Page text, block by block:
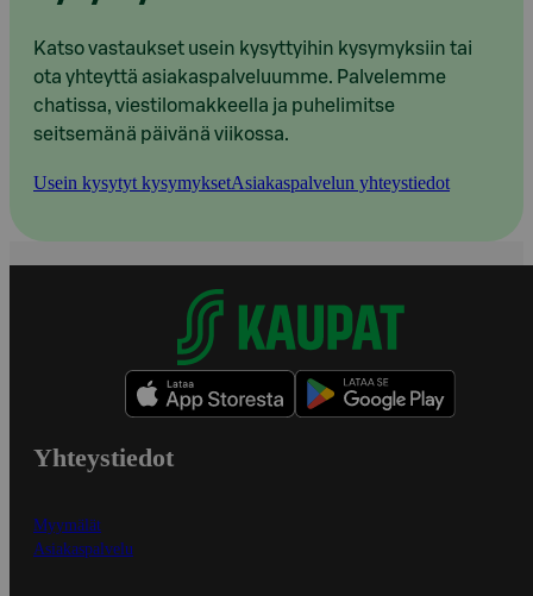
Katso vastaukset usein kysyttyihin kysymyksiin tai
ota yhteyttä asiakaspalveluumme. Palvelemme
chatissa, viestilomakkeella ja puhelimitse
seitsemänä päivänä viikossa.
Usein kysytyt kysymyksetAsiakaspalvelun yhteystiedot
Yhteystiedot
Myymälät
Asiakaspalvelu